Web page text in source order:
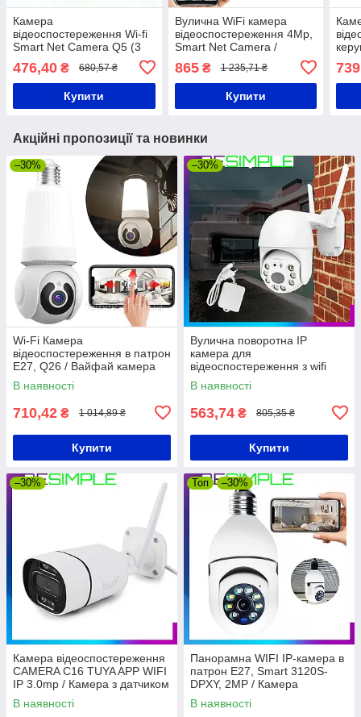
Камера
відеоспостереження Wi-fi
Smart Net Camera Q5 (3
476,40 ₴ 680,57 ₴
Купити
Вулична WiFi камера
відеоспостереження 4Mp,
Smart Net Camera /
віддаленим доступом
865₴ 1 235,71 ₴
Купити
Акційні пропозиції та новинки
–30%
Wi-Fi Камера
відеоспостереження в патрон
E27, Q26 / Вайфай камера
спостереження /
Відеокамера для дому
В наявності
710,42 ₴ 1 014,89 ₴
Купити
–30%
Вулична поворотна IP
камера для
відеоспостереження з wifi
CAMERA CAM 6 / Камера
відеоспостереження вулична
В наявності
563,74 ₴ 805,35 ₴
Купити
–30%
Камера відеоспостереження
CAMERA C16 TUYA APP WIFI
IP 3.0mp / Камера з датчиком
руху
В наявності
Топ –30%
Панорамна WIFI IP-камера в
патрон Е27, Smart 3120S-
DPXY, 2MP / Камера
відеоспостереження з
датчиком руху
В наявності